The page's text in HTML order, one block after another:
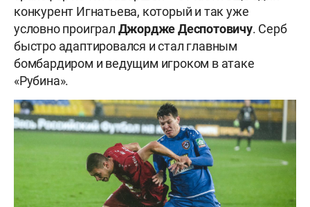
конкурент Игнатьева, который и так уже
условно проиграл Джордже Деспотовичу. Серб
быстро адаптировался и стал главным
бомбардиром и ведущим игроком в атаке
«Рубина».